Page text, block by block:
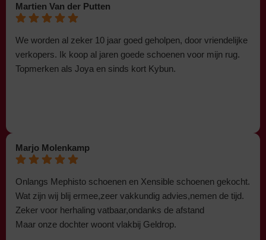
Martien Van der Putten
We worden al zeker 10 jaar goed geholpen, door vriendelijke
verkopers. Ik koop al jaren goede schoenen voor mijn rug.
Topmerken als Joya en sinds kort Kybun.
Marjo Molenkamp
Onlangs Mephisto schoenen en Xensible schoenen gekocht.
Wat zijn wij blij ermee,zeer vakkundig advies,nemen de tijd.
Zeker voor herhaling vatbaar,ondanks de afstand
Maar onze dochter woont vlakbij Geldrop.